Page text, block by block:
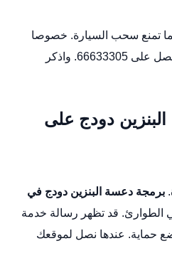
تمنع سحب السيارة. خصوصا
عند ضعف الاستجابة. للحجز اتصل على 66633305. واذكر
دودج على
برمجة دعسة البنزين دودج في
الطوارئ. قد تظهر رسالة خدمة
حماية. عندها نصل لموقعك